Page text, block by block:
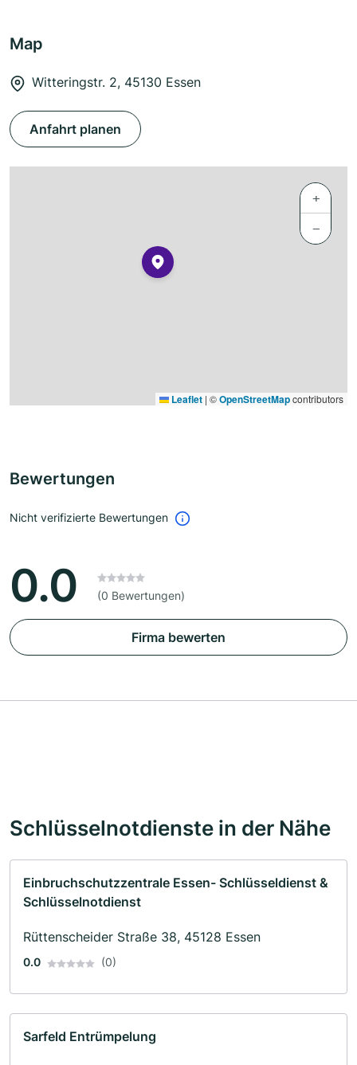
Map
Witteringstr. 2, 45130 Essen
Anfahrt planen
+
−
Leaflet | ©OpenStreetMapcontributors
Bewertungen
Nicht verifizierte Bewertungen
0.0 (0 Bewertungen)
Firma bewerten
Schlüsselnotdienste in der Nähe
Einbruchschutzzentrale Essen- Schlüsseldienst &
Schlüsselnotdienst
Rüttenscheider Straße 38, 45128 Essen
0.0 (0)
Sarfeld Entrümpelung